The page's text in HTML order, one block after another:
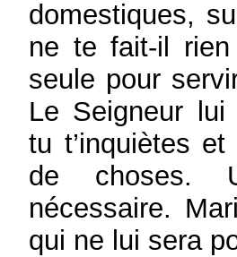
domestiques,
ne te fait-il
seule pour
Le Seigneur lui
tu t’inquiètes
de choses.
nécessaire.
qui ne lui sera